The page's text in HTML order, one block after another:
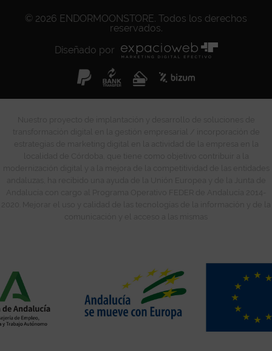
© 2026 ENDORMOONSTORE. Todos los derechos
reservados.
Diseñado por